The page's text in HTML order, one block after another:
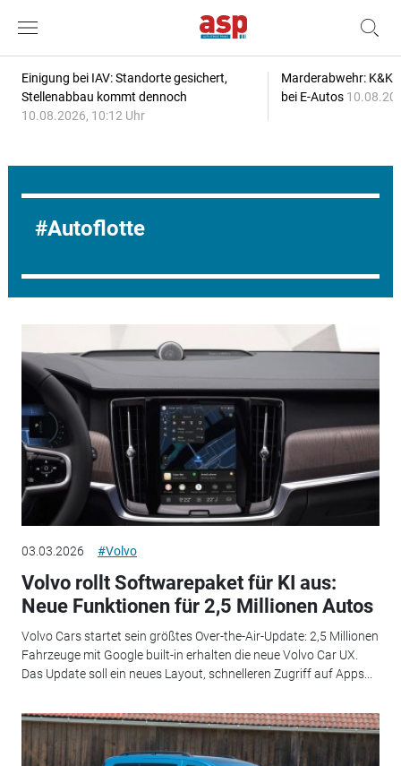
Einigung bei IAV: Standorte gesichert,
Stellenabbau kommt dennoch
10.08.2026, 10:12 Uhr
Marderabwehr: K&K
bei E-Autos
Autoflotte
03.03.2026 #Volvo
Volvo rollt Softwarepaket für KI aus:
Neue Funktionen für 2,5 Millionen Autos
Volvo Cars startet sein größtes Over-the-Air-Update: 2,5 Millionen
Fahrzeuge mit Google built-in erhalten die neue Volvo Car UX.
Das Update soll ein neues Layout, schnelleren Zugriff auf Apps...